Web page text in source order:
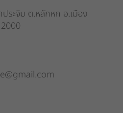
ระจิม ต.หลักหก อ.เมือง